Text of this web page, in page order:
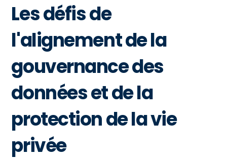
Les défis de
l'alignement de la
gouvernance des
données et de la
protection de la vie
privée